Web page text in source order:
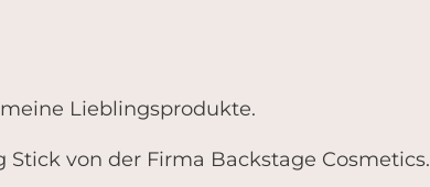
Lieblingsprodukte.
von der Firma Backstage Cosmetics.